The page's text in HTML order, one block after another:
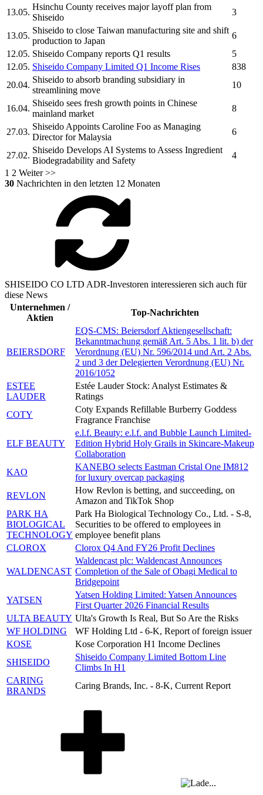
13.05.
Hsinchu County receives major layoff plan from
Shiseido
3
13.05.
Shiseido to close Taiwan manufacturing site and shift
production to Japan
6
12.05. Shiseido Company reports Q1 results
5
12.05. Shiseido Company Limited Q1 Income Rises
838
20.04.
Shiseido to absorb branding subsidiary in
streamlining move
10
16.04.
Shiseido sees fresh growth points in Chinese
mainland market
8
27.03.
Shiseido Appoints Caroline Foo as Managing
Director for Malaysia
6
27.02.
Shiseido Develops AI Systems to Assess Ingredient
Biodegradability and Safety
4
1 2 Weiter >>
30 Nachrichten in den letzten 12 Monaten
SHISEIDO CO LTD ADR-Investoren interessieren sich auch für
diese News
Unternehmen /
Aktien
Top-Nachrichten
BEIERSDORF
EQS-CMS: Beiersdorf Aktiengesellschaft:
Bekanntmachung gemäß Art. 5 Abs. 1 lit. b) der
Verordnung (EU) Nr. 596/2014 und Art. 2 Abs.
2 und 3 der Delegierten Verordnung (EU) Nr.
2016/1052
ESTEE
LAUDER
Estée Lauder Stock: Analyst Estimates &
Ratings
COTY
Coty Expands Refillable Burberry Goddess
Fragrance Franchise
ELF BEAUTY
e.l.f. Beauty: e.l.f. and Bubble Launch Limited-
Edition Hybrid Holy Grails in Skincare-Makeup
Collaboration
KAO
KANEBO selects Eastman Cristal One IM812
for luxury overcap packaging
REVLON
How Revlon is betting, and succeeding, on
Amazon and TikTok Shop
PARK HA
BIOLOGICAL
TECHNOLOGY
Park Ha Biological Technology Co., Ltd. - S-8,
Securities to be offered to employees in
employee benefit plans
CLOROX
Clorox Q4 And FY26 Profit Declines
WALDENCAST
Waldencast plc: Waldencast Announces
Completion of the Sale of Obagi Medical to
Bridgepoint
YATSEN
Yatsen Holding Limited: Yatsen Announces
First Quarter 2026 Financial Results
ULTA BEAUTY Ulta's Growth Is Real, But So Are the Risks
WF HOLDING
WF Holding Ltd - 6-K, Report of foreign issuer
KOSE
Kose Corporation H1 Income Declines
SHISEIDO
Shiseido Company Limited Bottom Line
Climbs In H1
CARING
BRANDS
Caring Brands, Inc. - 8-K, Current Report